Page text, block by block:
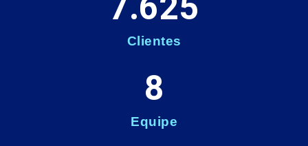
Clientes
Equipe
8